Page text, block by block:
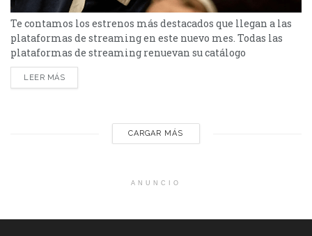
Te contamos los estrenos más destacados que llegan a las
plataformas de streaming en este nuevo mes. Todas las
plataformas de streaming renuevan su catálogo
mensualmente y suman estrenos con ofertas para todos
los gustos. Los estrenos más destacados los tiene Disney
LEER MÁS
CARGAR MÁS
ANUNCIO